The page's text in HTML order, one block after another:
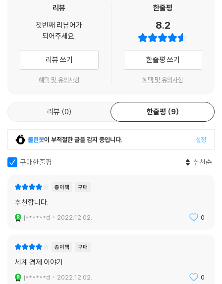
6) 아시아 통화위기
7) 미국발 글로벌 금융위기
8) 남유럽 여러 나라의 재정위기(유로 위기)
10) 지나친 정부 대응과 그 귀결
10. 세계경제의 구조변화
3) 패권국으로서의 미국
5) 중국 경제의 약진과 전망
7) ‘아랍의 봄’과 그 후
9) 국내 격차의 확대
10) 코로나 이후의 세계경제
후기
세계 각국 · 지역의 GDP와 인구(2018년)
세계경제 연표(2차 세계대전 이후)
안정성과 관련이 있다. 아시아에서도 때때로 정정 불안이 발생하는 나라가
있다. 하지만 중남미처럼 그것이 항상 문제가 되는 경우는 없다. 중남미의
정치적 불안정성의 배경에는, 아프리카 일부를 제외하면, 중남미가 세계
에서도 가장 소득격차가 큰 지역이라는 사실이 있다. 그것이 경제 격차를
확대시키는 측면을 지니는 개혁개방 정책의 실시를 정치적으로 곤란하게
한다.
정보통신기술의 진전은 여타 산업의 정보화도 촉진시키면서 정보통신업
자 스스로 다양한 산업 분야에 진출하여 각각의 분야에서 기존 업자와 경
라면 메디텍, 농업이라면 아그리텍이다. 각각의 산업 정보화만으로는 파악
할 수 없는 현상이다. 그것은 정보통신산업의 확대이기도 하고 각 산업의
정보화이기도 하며 산업 전체의 정보화이기도 하다.
2020년에 신형 코로나바이러스의 세계적 유행에 직면해서 사람들의 이
동, 접촉이 극도로 제한됨으로써 사람들은 커뮤니케이션을 인터넷상에서
적이었다. 이것은 일부 불가역적인 움직임으로 정보교환의 방식을 변화시
킬 것으로 생각된다.
--- p.172
관료로 장기간 활약한 저자 미야자키 이사무는 독자가 세계경제의 기본구
있도록 책을 구성하였다. 특히, 주제별로 담은 글은 짧지만, 임팩트 있게 서
술하였고 그 빈 자리는 각종 도표와 그래프, 해석 자료로 채워나갔다.
이는 일종의 사전 역할을 하는 참고 자료로서 이 책을 기능하게 만든다. 인
터넷으로 다 찾아볼 수 있다지만, 방대한 주제의 모든 자료를 하나씩 ‘정보
의 바다’에서 찾아 헤매는 것보다 이 책을 옆에 두고 찾는 것이 훨씬 빠르고
무엇보다 주제와 항목을 적절하게 선정하고, 독자가 한눈에 상황을 파악할
수 있게 만든 이 책의 구성은 흔치 않은 구성으로 ‘관료 출신 중 가장 뛰어
나다’라는 평가를 받는 이코노미스트인 저자의 장점이 돋보인다. 1993년
초판 발간 후 재판을 거듭하며 변화해가는 세계경제의 모든 면을 다루려고
이어가고 있다. 2020년 코로나19 바이러스 발생 이후 세계경제의 변화까
저자 미야자키 이사무는 한국의 진보적 지식인들과 함께 2010년 한일병
의 양심적 지식인 중 한 명으로 객관적인 서술로 세계경제를 바라본다. 또
국제적 협력과 공조를 지속적으로 촉구한다는 점에서 지식의 실천적 면모
를 엿볼 수 있다.
리뷰
첫번째 리뷰어가
되어주세요.
리뷰 쓰기
혜택 및 유의사항
한줄평
8.2
한줄평 쓰기
혜택 및 유의사항
리뷰 0 한줄평 9
클린봇이 부적절한 글을 감지 중입니다. 설정
구매한줄평 추천순
종이책 구매
추천합니다.
j******d 2022.12.02. 0
종이책 구매
세계 경제 이야기
j******d 2022.12.02. 0